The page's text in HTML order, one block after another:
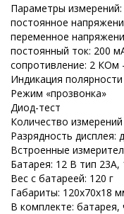
Параметры измерений:
постоянное
переменное
постоянный ток: 200
сопротивление: 2
Индикация
Режим «прозвонка»
Диод-тест
Количество измерений
Разрядность дисплея:
Встроенные
Батарея: 12 В тип 23А,
Вес с батареей: 120 г
Габариты: 120х70х18
В комплекте: батарея,